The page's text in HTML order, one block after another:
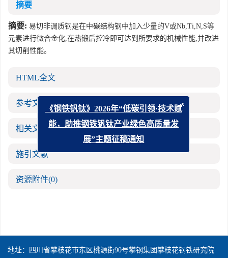
摘要
摘要: 易切非调质钢是在中碳结构钢中加入少量的V或Nb,Ti,N,S等
元素进行微合金化,在热锻后控冷即可达到所要求的机械性能,并改进
其切削性能。
HTML全文
参考文献 (0)
相关文章
施引文献
资源附件(0)
地址：四川省攀枝花市东区桃源街90号攀钢集团攀枝花钢铁研究院
x
《钢铁钒钛》2026年“低碳引领·技术赋
能，助推钢铁钒钛产业绿色高质量发
展”主题征稿通知